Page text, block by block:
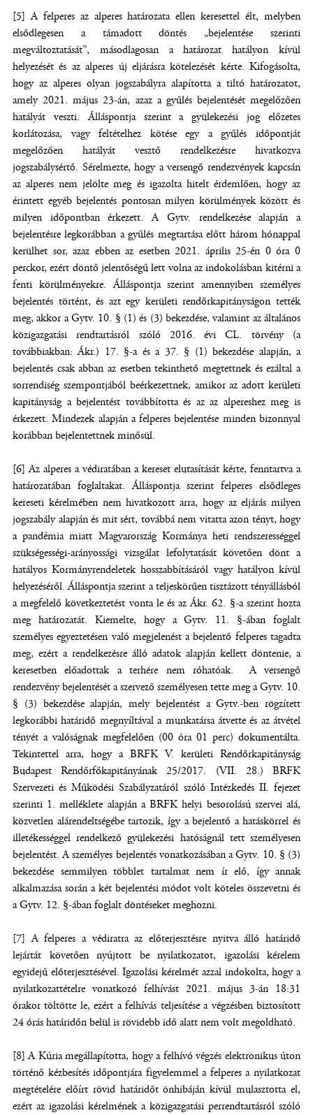
[5] A felperes az alperes határozata ellen keresettel élt, melyben
elsődlegesen a támadott döntés „bejelentése szerinti
megváltoztatását”, másodlagosan a határozat hatályon kívül
helyezését és az alperes új eljárásra kötelezését kérte. Kifogásolta,
hogy az alperes olyan jogszabályra alapította a tiltó határozatot,
amely 2021. május 23-án, azaz a gyűlés bejelentését megelőzően
hatályát veszti. Álláspontja szerint a gyülekezési jog előzetes
korlátozása, vagy feltételhez kötése egy a gyűlés időpontját
megelőzően hatályát vesztő rendelkezésre hivatkozva
jogszabálysértő. Sérelmezte, hogy a versengő rendezvények kapcsán
az alperes nem jelölte meg és igazolta hitelt érdemlően, hogy az
érintett egyéb bejelentés pontosan milyen körülmények között és
milyen időpontban érkezett. A Gytv. rendelkezése alapján a
bejelentésre legkorábban a gyűlés megtartása előtt három hónappal
kerülhet sor, azaz ebben az esetben 2021. április 25-én 0 óra 0
perckor, ezért döntő jelentőségű lett volna az indokolásban kitérni a
fenti körülményekre. Álláspontja szerint amennyiben személyes
bejelentés történt, és azt egy kerületi rendőrkapitányságon tették
meg, akkor a Gytv. 10. § (1) és (3) bekezdése, valamint az általános
közigazgatási rendtartásról szóló 2016. évi CL. törvény (a
továbbiakban: Ákr.) 17. §-a és a 37. § (1) bekezdése alapján, a
bejelentés csak abban az esetben tekinthető megtettnek és ezáltal a
sorrendiség szempontjából beérkezettnek, amikor az adott kerületi
kapitányság a bejelentést továbbította és az az alpereshez meg is
érkezett. Mindezek alapján a felperes bejelentése minden bizonnyal
korábban bejelentettnek minősül.
[6] Az alperes a védiratában a kereset elutasítását kérte, fenntartva a
határozatában foglaltakat. Álláspontja szerint felperes elsődleges
kereseti kérelmében nem hivatkozott arra, hogy az eljárás milyen
jogszabály alapján és mit sért, továbbá nem vitatta azon tényt, hogy
a pandémia miatt Magyarország Kormánya heti rendszerességgel
szükségességi-arányossági vizsgálat lefolytatását követően dönt a
hatályos Kormányrendeletek hosszabbításáról vagy hatályon kívül
helyezéséről. Álláspontja szerint a teljeskörűen tisztázott tényállásból
a megfelelő következtetést vonta le és az Ákr. 62. §-a szerint hozta
meg határozatát. Kiemelte, hogy a Gytv. 11. §-ában foglalt
személyes egyeztetésen való megjelenést a bejelentő felperes tagadta
meg, ezért a rendelkezésre álló adatok alapján kellett döntenie, a
keresetben előadottak a terhére nem róhatóak. A versengő
rendezvény bejelentését a szervező személyesen tette meg a Gytv. 10.
§ (3) bekezdése alapján, mely bejelentést a Gytv.-ben rögzített
legkorábbi határidő megnyíltával a munkatársa átvette és az átvétel
tényét a valóságnak megfelelően (00 óra 01 perc) dokumentálta.
Tekintettel arra, hogy a BRFK V. kerületi Rendőrkapitányság
Budapest Rendőrfőkapitányának 25/2017. (VII. 28.) BRFK
Szervezeti és Működési Szabályzatáról szóló Intézkedés II. fejezet
szerinti 1. melléklete alapján a BRFK helyi besorolású szervei alá,
közvetlen alárendeltségébe tartozik, így a bejelentő a hatáskörrel és
illetékességgel rendelkező gyülekezési hatóságnál tett személyesen
bejelentést. A személyes bejelentés vonatkozásában a Gytv. 10. § (3)
bekezdése semmilyen többlet tartalmat nem ír elő, így annak
alkalmazása során a két bejelentési módot volt köteles összevetni és
a Gytv. 12. §-ában foglalt döntéseket meghozni.
[7] A felperes a védiratra az előterjesztésre nyitva álló határidő
lejártát követően nyújtott be nyilatkozatot, igazolási kérelem
egyidejű előterjesztésével. Igazolási kérelmét azzal indokolta, hogy a
nyilatkozattételre vonatkozó felhívást 2021. május 3-án 18:31
órakor töltötte le, ezért a felhívás teljesítése a végzésben biztosított
24 órás határidőn belül is rövidebb idő alatt nem volt megoldható.
[8] A Kúria megállapította, hogy a felhívó végzés elektronikus úton
történő kézbesítés időpontjára figyelemmel a felperes a nyilatkozat
megtételére előírt rövid határidőt önhibáján kívül mulasztotta el,
ezért az igazolási kérelmének a közigazgatási perrendtartásról szóló